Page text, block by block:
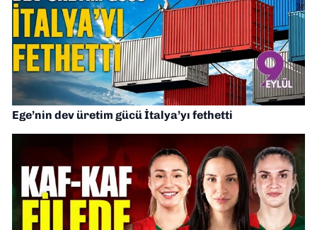
Ege’nin dev üretim gücü İtalya’yı fethetti